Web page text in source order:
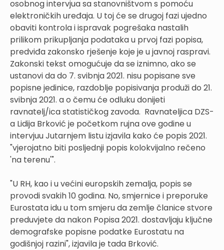
osobnog intervjua sa stanovništvom s pomoću
elektroničkih uređaja. U toj će se drugoj fazi ujedno
obaviti kontrola i ispravak pogrešaka nastalih
prilikom prikupljanja podataka u prvoj fazi popisa,
predviđa zakonsko rješenje koje je u javnoj raspravi.
Zakonski tekst omogućuje da se iznimno, ako se
ustanovi da do 7. svibnja 2021. nisu popisane sve
popisne jedinice, razdoblje popisivanja produži do 21.
svibnja 2021. a o čemu će odluku donijeti
ravnatelj/ica statističkog zavoda. Ravnateljica DZS-
a Lidija Brković je početkom rujna ove godine u
intervjuu Jutarnjem listu izjavila kako će popis 2021.
"vjerojatno biti posljednji popis kolokvijalno rečeno
'na terenu'".
"U RH, kao i u većini europskih zemalja, popis se
provodi svakih 10 godina. No, smjernice i preporuke
Eurostata idu u tom smjeru da zemlje članice stvore
preduvjete da nakon Popisa 2021. dostavljaju ključne
demografske popisne podatke Eurostatu na
godišnjoj razini", izjavila je tada Brković.